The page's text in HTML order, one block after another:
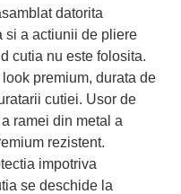
datorita
si a actiunii de pliere
cutia nu este folosita.
premium, durata de
cutiei. Usor de
ramei din metal a
rezistent.
impotriva
se deschide la